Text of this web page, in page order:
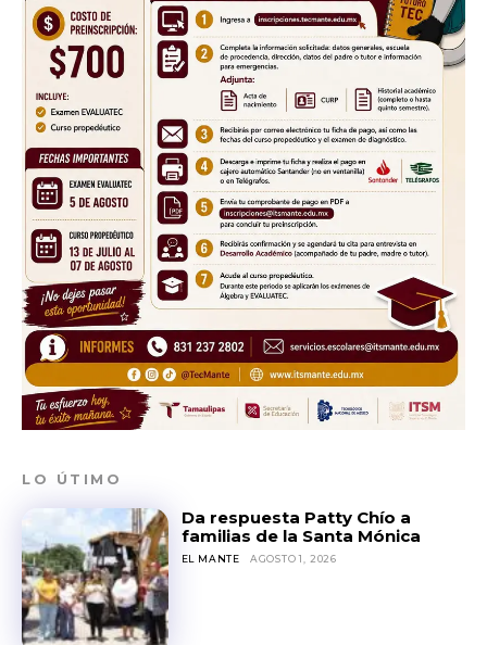
LO ÚTIMO
Da respuesta Patty Chío a
familias de la Santa Mónica
EL MANTE AGOSTO 1, 2026